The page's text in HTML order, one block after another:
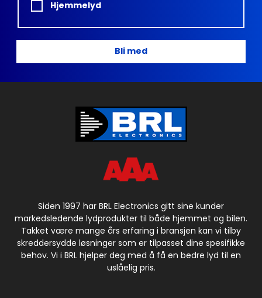
Hjemmelyd
Bli med
Siden 1997 har BRL Electronics gitt sine kunder
markedsledende lydprodukter til både hjemmet og bilen.
Takket være mange års erfaring i bransjen kan vi tilby
skreddersydde løsninger som er tilpasset dine spesifikke
behov. Vi i BRL hjelper deg med å få en bedre lyd til en
uslåelig pris.